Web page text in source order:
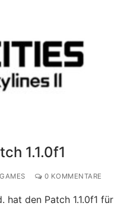
1.1.0f1
GAMES 0 KOMMENTARE
hat den Patch 1.1.0f1 für